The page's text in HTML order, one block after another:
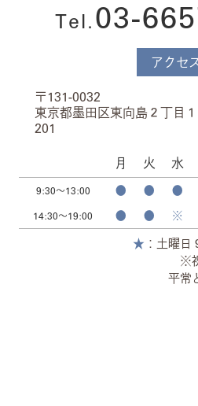
Tel. 03-
アクセス
〒131-0032
東京都墨田区東向島２丁目
201
月 火 水
9:30～13:00 ● ● ●
14:30～19:00 ● ● ※
★ ：土曜日
※
平常